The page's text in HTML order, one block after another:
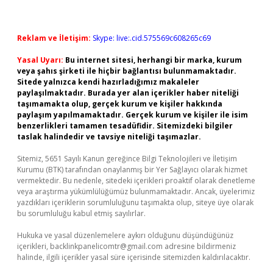
Reklam ve İletişim: Skype: live:.cid.575569c608265c69
Yasal Uyarı: Bu internet sitesi, herhangi bir marka, kurum
veya şahıs şirketi ile hiçbir bağlantısı bulunmamaktadır.
Sitede yalnızca kendi hazırladığımız makaleler
paylaşılmaktadır. Burada yer alan içerikler haber niteliği
taşımamakta olup, gerçek kurum ve kişiler hakkında
paylaşım yapılmamaktadır. Gerçek kurum ve kişiler ile isim
benzerlikleri tamamen tesadüfidir. Sitemizdeki bilgiler
taslak halindedir ve tavsiye niteliği taşımazlar.
Sitemiz, 5651 Sayılı Kanun gereğince Bilgi Teknolojileri ve İletişim
Kurumu (BTK) tarafından onaylanmış bir Yer Sağlayıcı olarak hizmet
vermektedir. Bu nedenle, sitedeki içerikleri proaktif olarak denetleme
veya araştırma yükümlülüğümüz bulunmamaktadır. Ancak, üyelerimiz
yazdıkları içeriklerin sorumluluğunu taşımakta olup, siteye üye olarak
bu sorumluluğu kabul etmiş sayılırlar.
Hukuka ve yasal düzenlemelere aykırı olduğunu düşündüğünüz
içerikleri, backlinkpanelicomtr@gmail.com adresine bildirmeniz
halinde, ilgili içerikler yasal süre içerisinde sitemizden kaldırılacaktır.